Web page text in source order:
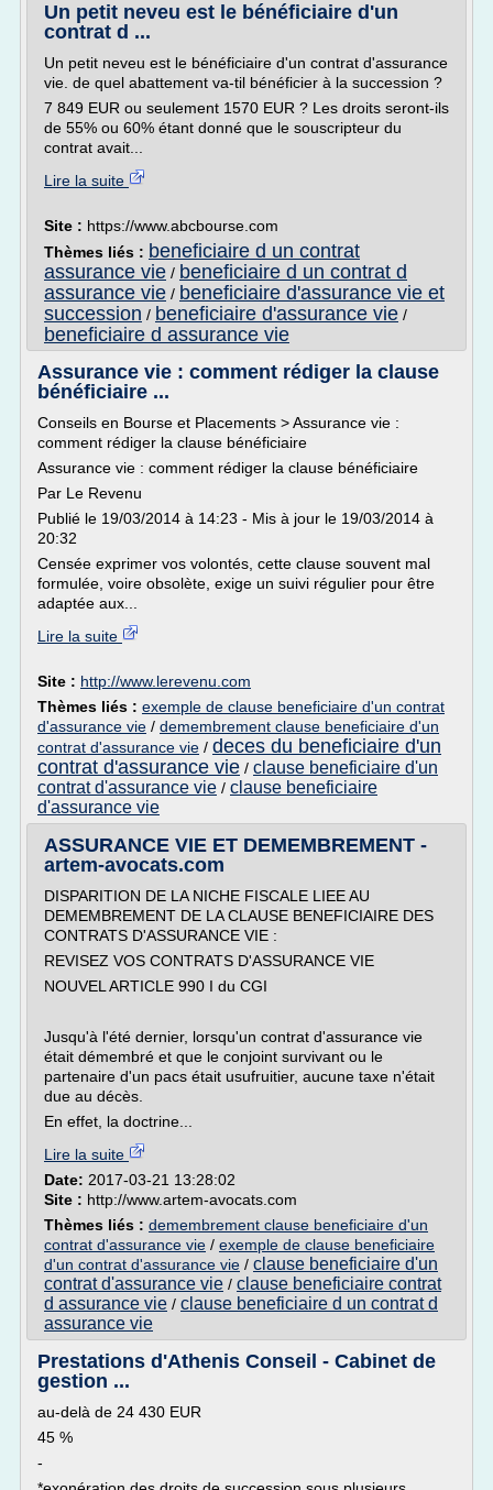
Un petit neveu est le bénéficiaire d'un
contrat d ...
Un petit neveu est le bénéficiaire d'un contrat d'assurance
vie. de quel abattement va-til bénéficier à la succession ?
7 849 EUR ou seulement 1570 EUR ? Les droits seront-ils
de 55% ou 60% étant donné que le souscripteur du
contrat avait...
Lire la suite
Site : https://www.abcbourse.com
Thèmes liés : beneficiaire d un contrat
assurance vie / beneficiaire d un contrat d
assurance vie / beneficiaire d'assurance vie et
succession / beneficiaire d'assurance vie /
beneficiaire d assurance vie
Assurance vie : comment rédiger la clause
bénéficiaire ...
Conseils en Bourse et Placements > Assurance vie :
comment rédiger la clause bénéficiaire
Assurance vie : comment rédiger la clause bénéficiaire
Par Le Revenu
Publié le 19/03/2014 à 14:23 - Mis à jour le 19/03/2014 à
20:32
Censée exprimer vos volontés, cette clause souvent mal
formulée, voire obsolète, exige un suivi régulier pour être
adaptée aux...
Lire la suite
Site : http://www.lerevenu.com
Thèmes liés : exemple de clause beneficiaire d'un contrat
d'assurance vie / demembrement clause beneficiaire d'un
contrat d'assurance vie / deces du beneficiaire d'un
contrat d'assurance vie / clause beneficiaire d'un
contrat d'assurance vie / clause beneficiaire
d'assurance vie
ASSURANCE VIE ET DEMEMBREMENT -
artem-avocats.com
DISPARITION DE LA NICHE FISCALE LIEE AU
DEMEMBREMENT DE LA CLAUSE BENEFICIAIRE DES
CONTRATS D'ASSURANCE VIE :
REVISEZ VOS CONTRATS D'ASSURANCE VIE
NOUVEL ARTICLE 990 I du CGI
Jusqu'à l'été dernier, lorsqu'un contrat d'assurance vie
était démembré et que le conjoint survivant ou le
partenaire d'un pacs était usufruitier, aucune taxe n'était
due au décès.
En effet, la doctrine...
Lire la suite
Date: 2017-03-21 13:28:02
Site : http://www.artem-avocats.com
Thèmes liés : demembrement clause beneficiaire d'un
contrat d'assurance vie / exemple de clause beneficiaire
d'un contrat d'assurance vie / clause beneficiaire d'un
contrat d'assurance vie / clause beneficiaire contrat
d assurance vie / clause beneficiaire d un contrat d
assurance vie
Prestations d'Athenis Conseil - Cabinet de
gestion ...
au-delà de 24 430 EUR
45 %
-